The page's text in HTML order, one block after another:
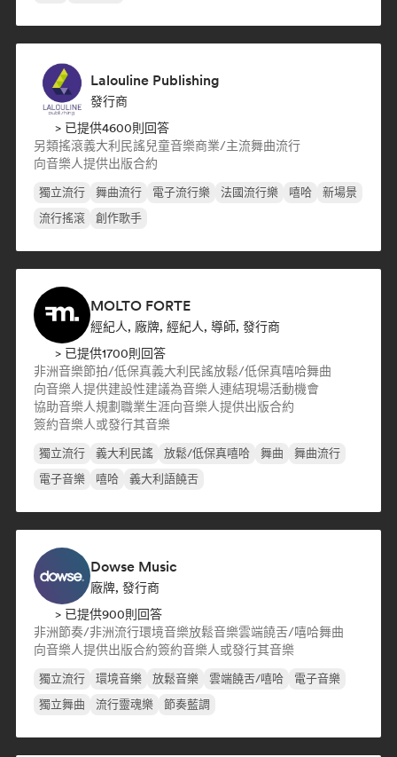
Lalouline Publishing
發行商
> 已提供4600則回答
另類搖滾義大利民謠兒童音樂商業/主流舞曲流行
向音樂人提供出版合約
獨立流行 舞曲流行 電子流行樂 法國流行樂 嘻哈
新場景
流行搖滾
創作歌手
MOLTO FORTE
經紀人, 廠牌, 經紀人, 導師, 發行商
> 已提供1700則回答
非洲音樂節拍/低保真義大利民謠放鬆/低保真嘻哈舞曲
向音樂人提供建設性建議為音樂人連結現場活動機會
協助音樂人規劃職業生涯向音樂人提供出版合約
簽約音樂人或發行其音樂
獨立流行 義大利民謠 放鬆/低保真嘻哈 舞曲
舞曲流行
電子音樂
嘻哈 義大利語饒舌
Dowse Music
廠牌, 發行商
> 已提供900則回答
非洲節奏/非洲流行環境音樂放鬆音樂雲端饒舌/嘻哈舞曲
向音樂人提供出版合約簽約音樂人或發行其音樂
獨立流行 環境音樂 放鬆音樂 雲端饒舌/嘻哈
電子音樂
獨立舞曲
流行靈魂樂 節奏藍調